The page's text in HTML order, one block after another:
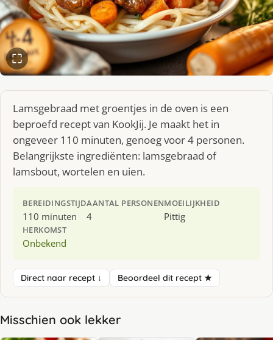
Lamsgebraad met groentjes in de oven is een
beproefd recept van KookJij. Je maakt het in
ongeveer 110 minuten, genoeg voor 4 personen.
Belangrijkste ingrediënten: lamsgebraad of
lamsbout, wortelen en uien.
BEREIDINGSTIJD
110 minuten
AANTAL PERSONEN
4
MOEILIJKHEID
Pittig
HERKOMST
Onbekend
Direct naar recept ↓ Beoordeel dit recept ★
Misschien ook lekker